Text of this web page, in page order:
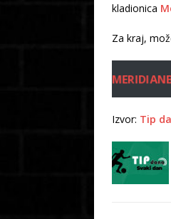
kladionica
Za kraj,
Izvor: Tip